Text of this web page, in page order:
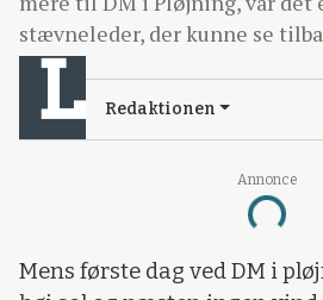
Annonce
Loading...
stævneleder, der kunne se
Redaktionen
Mens første dag ved DM i